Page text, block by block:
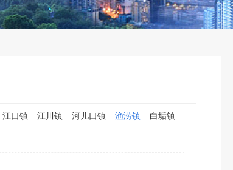
江口镇 江川镇 河儿口镇 渔涝镇 白垢镇